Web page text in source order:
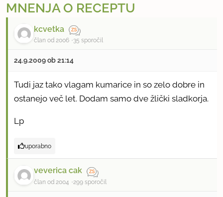
MNENJA O RECEPTU
kcvetka
član od 2006 35 sporočil
24.9.2009 ob 21:14
Tudi jaz tako vlagam kumarice in so zelo dobre in
ostanejo več let. Dodam samo dve žlički sladkorja.
Lp
uporabno
veverica cak
član od 2004 299 sporočil